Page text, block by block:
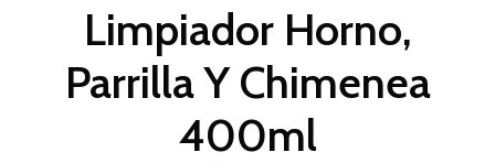
Limpiador Horno,
Parrilla Y Chimenea
400ml